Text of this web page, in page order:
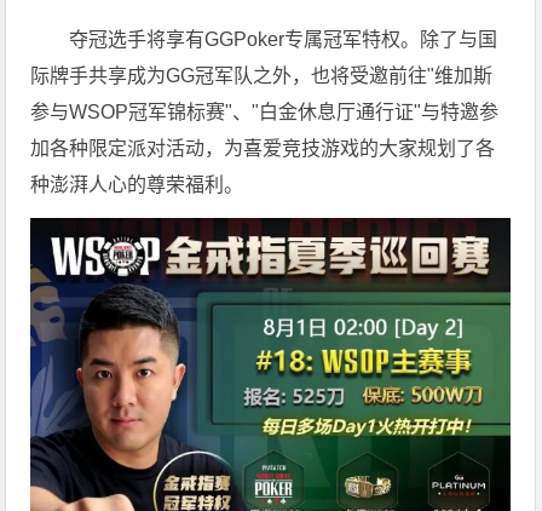
夺冠选手将享有GGPoker专属冠军特权。除了与国
际牌手共享成为GG冠军队之外，也将受邀前往"维加斯
参与WSOP冠军锦标赛"、"白金休息厅通行证"与特邀参
加各种限定派对活动，为喜爱竞技游戏的大家规划了各
种澎湃人心的尊荣福利。